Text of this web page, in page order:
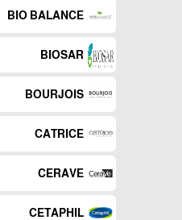
BIO BALANCE
BIOSAR
BOURJOIS
CATRICE
CERAVE
CETAPHIL